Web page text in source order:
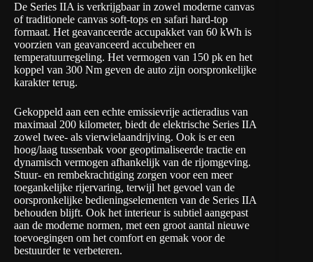
De Series IIA is verkrijgbaar in zowel moderne canvas
of traditionele canvas soft-tops en safari hard-top
formaat. Het geavanceerde accupakket van 60 kWh is
voorzien van geavanceerd accubeheer en
temperatuurregeling. Het vermogen van 150 pk en het
koppel van 300 Nm geven de auto zijn oorspronkelijke
karakter terug.
Gekoppeld aan een echte emissievrije actieradius van
maximaal 200 kilometer, biedt de elektrische Series IIA
zowel twee- als vierwielaandrijving. Ook is er een
hoog/laag tussenbak voor geoptimaliseerde tractie en
dynamisch vermogen afhankelijk van de rijomgeving.
Stuur- en rembekrachtiging zorgen voor een meer
toegankelijke rijervaring, terwijl het gevoel van de
oorspronkelijke bedieningselementen van de Series IIA
behouden blijft. Ook het interieur is subtiel aangepast
aan de moderne normen, met een groot aantal nieuwe
toevoegingen om het comfort en gemak voor de
bestuurder te verbeteren.